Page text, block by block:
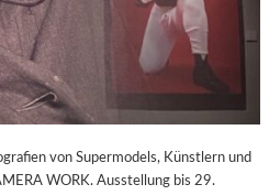
von Supermodels, Künstlern und
WORK. Ausstellung bis 29.